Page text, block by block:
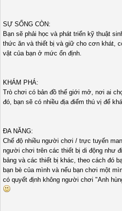
SỰ SỐNG CÒN:
Bạn sẽ phải học và phát triển kỹ thuật
thức ăn và thiết bị và giữ cho cơn khát,
vật của bạn ở mức ổn định.
KHÁM PHÁ:
Trò chơi có bản đồ thế giới mở, nơi ai
đó, bạn sẽ có nhiều địa điểm thú vị để
ĐA NĂNG:
Chế độ nhiều người chơi / trực tuyến
người chơi trên các thiết bị di động như
bảng và các thiết bị khác, theo cách đó
bạn bè của mình và nếu bạn chơi một
có quyết định không người chơi "Anh